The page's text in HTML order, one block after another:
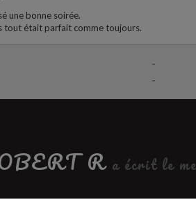
une bonne soirée.
tout était parfait comme toujours.
-
-
R a écrit le